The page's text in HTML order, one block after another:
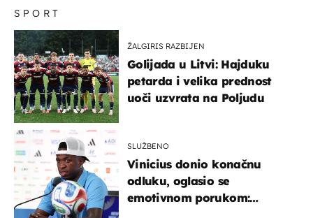
SPORT
ŽALGIRIS RAZBIJEN
Golijada u Litvi: Hajduku
petarda i velika prednost
uoči uzvrata na Poljudu
SLUŽBENO
Vinicius donio konačnu
odluku, oglasio se
emotivnom porukom: